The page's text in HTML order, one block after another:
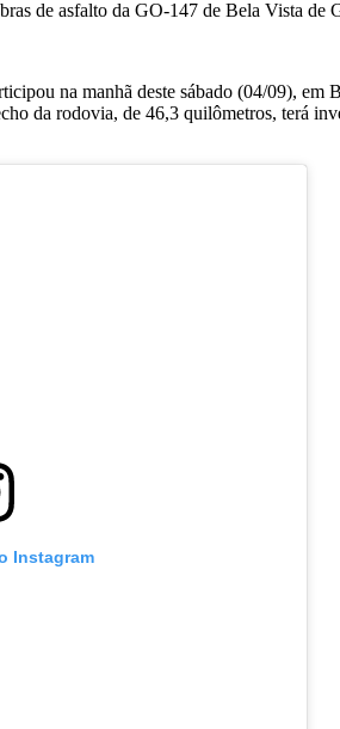
na manhã deste sábado (04/09),
da rodovia, de 46,3 quilômetros, terá
Instagram